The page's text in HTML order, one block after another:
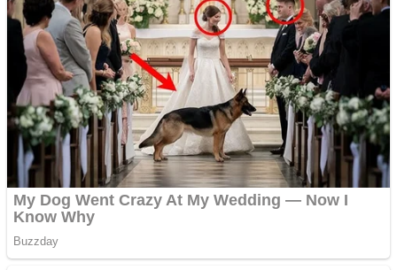
Apartamente 2 camere
Aplică acum pentru toate
tipurile de împrumuturi
și obține bani urgent!